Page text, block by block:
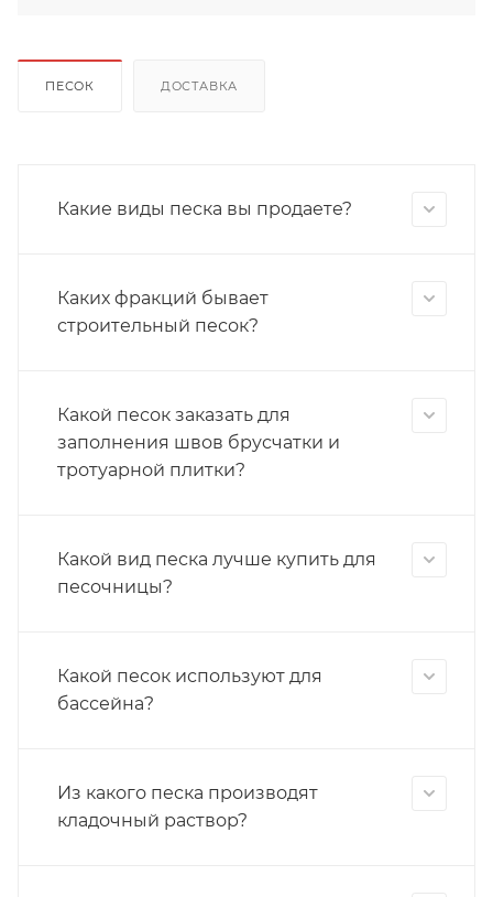
ПЕСОК ДОСТАВКА
Какие виды песка вы продаете?
Каких фракций бывает
строительный песок?
Какой песок заказать для
заполнения швов брусчатки и
тротуарной плитки?
Какой вид песка лучше купить для
песочницы?
Какой песок используют для
бассейна?
Из какого песка производят
кладочный раствор?